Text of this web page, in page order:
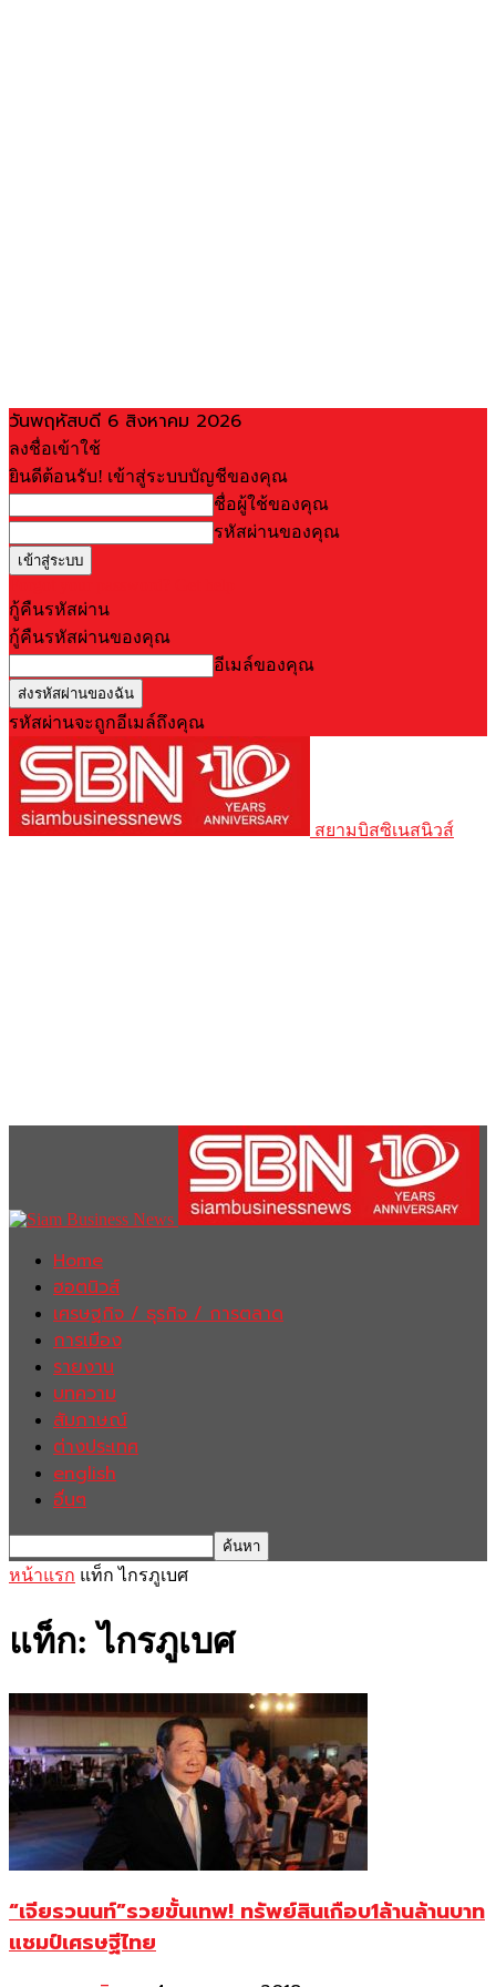
วันพฤหัสบดี 6 สิงหาคม 2026
ลงชื่อเข้าใช้
ยินดีต้อนรับ! เข้าสู่ระบบบัญชีของคุณ
ชื่อผู้ใช้ของคุณ
รหัสผ่านของคุณ
กู้คืนรหัสผ่าน
กู้คืนรหัสผ่านของคุณ
อีเมล์ของคุณ
รหัสผ่านจะถูกอีเมล์ถึงคุณ
สยามบิสซิเนสนิวส์
Home
ฮอตนิวส์
เศรษฐกิจ / ธุรกิจ / การตลาด
การเมือง
รายงาน
บทความ
สัมภาษณ์
ต่างประเทศ
english
อื่นๆ
หน้าแรก แท็ก ไกรภูเบศ
แท็ก: ไกรภูเบศ
“เจียรวนนท์”รวยขั้นเทพ! ทรัพย์สินเกือบ1ล้านล้านบาท
แชมป์เศรษฐีไทย